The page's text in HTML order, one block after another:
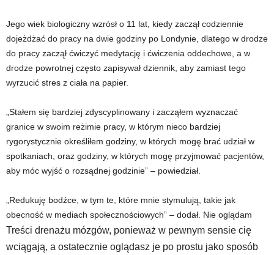
Jego wiek biologiczny wzrósł o 11 lat, kiedy zaczął codziennie
dojeżdżać do pracy na dwie godziny po Londynie, dlatego w drodze
do pracy zaczął ćwiczyć medytację i ćwiczenia oddechowe, a w
drodze powrotnej często zapisywał dziennik, aby zamiast tego
wyrzucić stres z ciała na papier.
„Stałem się bardziej zdyscyplinowany i zacząłem wyznaczać
granice w swoim reżimie pracy, w którym nieco bardziej
rygorystycznie określiłem godziny, w których mogę brać udział w
spotkaniach, oraz godziny, w których mogę przyjmować pacjentów,
aby móc wyjść o rozsądnej godzinie” – powiedział.
„Redukuję bodźce, w tym te, które mnie stymulują, takie jak
obecność w mediach społecznościowych” – dodał. Nie oglądam
Treści drenażu mózgów, ponieważ w pewnym sensie cię
wciągają, a ostatecznie oglądasz je po prostu jako sposób